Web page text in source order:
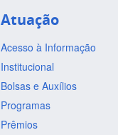
Atuação
Acesso à Informação
Institucional
Bolsas e Auxílios
Programas
Prêmios